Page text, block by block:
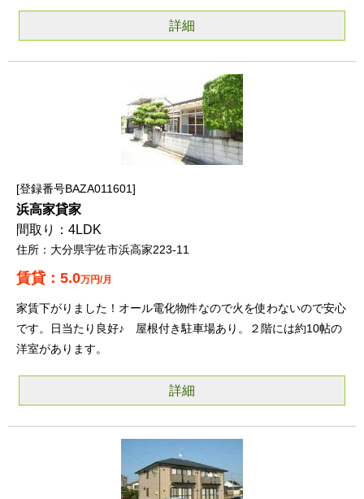
詳細
登録番号BAZA011601
浜高家貸家
4LDK
大分県宇佐市浜高家223-11
5.0万円/月
家賃下がりました！オール電化物件なので火を使わないので安心
です。日当たり良好♪ 屋根付き駐車場あり。２階には約10帖の
洋室があります。
詳細